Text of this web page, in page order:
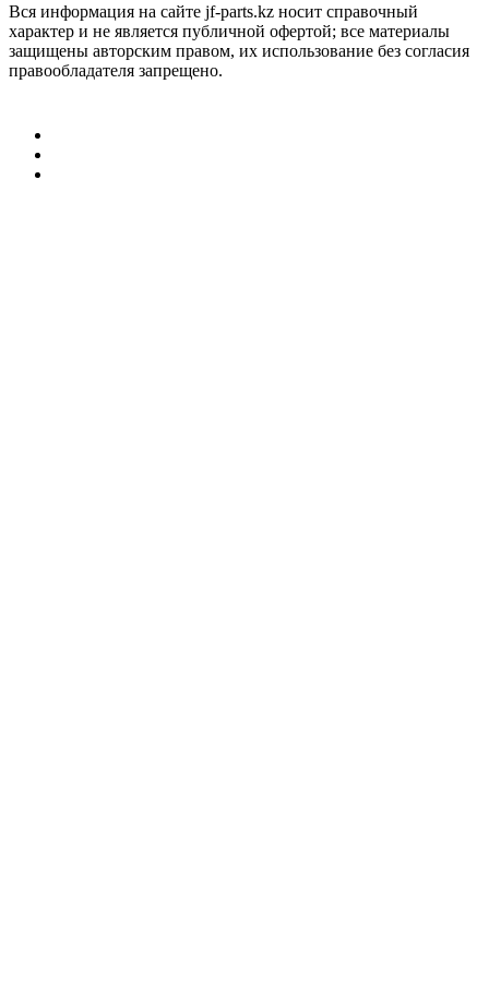
Вся информация на сайте jf-parts.kz носит справочный
характер и не является публичной офертой; все материалы
защищены авторским правом, их использование без согласия
правообладателя запрещено.